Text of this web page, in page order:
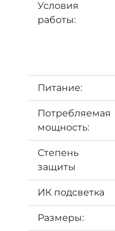
Условия
работы:
Питание:
Потребляемая
мощность:
Степень
защиты
ИК подсветка
Размеры: